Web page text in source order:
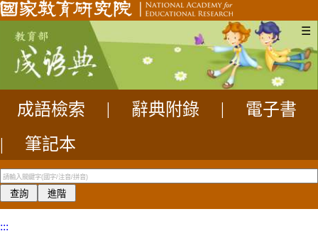
☰
成語檢索 辭典附錄
電子書
|
筆記本
:::